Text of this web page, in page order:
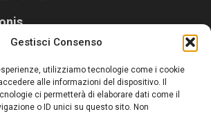
Gestisci Consenso
utilizziamo tecnologie come i cookie
alle informazioni del dispositivo. Il
ci permetterà di elaborare dati come il
o ID unici su questo sito. Non
nasce per informare “liberamente” i
in Sardegna, con un occhio rivolto al
al nostro futuro